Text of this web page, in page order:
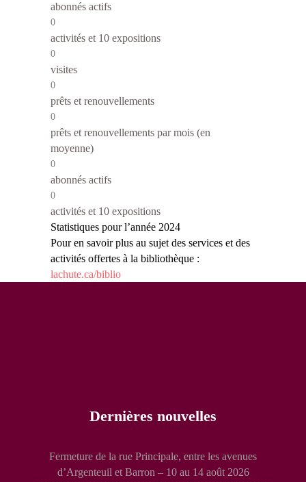
abonnés actifs
0
activités et 10 expositions
0
visites
0
prêts et renouvellements
0
prêts et renouvellements par mois (en
moyenne)
0
abonnés actifs
0
activités et 10 expositions
Statistiques pour l’année 2024
Pouren savoir plus au sujet des services et des
activités offertes à la bibliothèque :
lachute.ca/biblio
Dernières nouvelles
Fermeture de la rue Principale, entre les avenues
d’Argenteuil et Barron – 10 au 14 août 2026